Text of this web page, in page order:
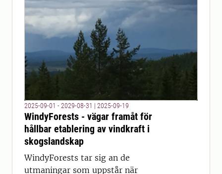
2025-09-01 - 2029-08-31 | 2025-09-19
WindyForests - vägar framåt för
hållbar etablering av vindkraft i
skogslandskap
WindyForests tar sig an de
utmaningar som uppstår när